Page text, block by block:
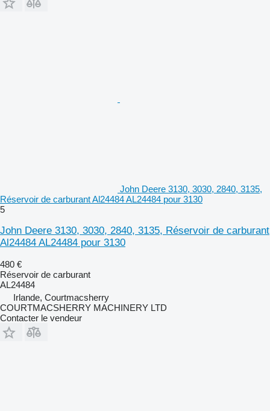
John Deere 3130, 3030, 2840, 3135,
Réservoir de carburant Al24484 AL24484 pour 3130
5
John Deere 3130, 3030, 2840, 3135, Réservoir de carburant
Al24484 AL24484 pour 3130
480 €
Réservoir de carburant
AL24484
Irlande, Courtmacsherry
COURTMACSHERRY MACHINERY LTD
Contacter le vendeur